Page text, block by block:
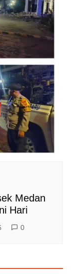
Medan
Hari
0